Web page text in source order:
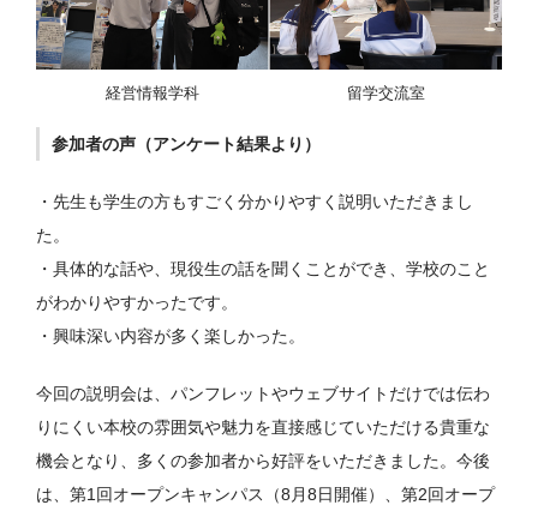
経営情報学科 留学交流室
参加者の声（アンケート結果より）
・先生も学生の方もすごく分かりやすく説明いただきまし
た。
・具体的な話や、現役生の話を聞くことができ、学校のこと
がわかりやすかったです。
・興味深い内容が多く楽しかった。
今回の説明会は、パンフレットやウェブサイトだけでは伝わ
りにくい本校の雰囲気や魅力を直接感じていただける貴重な
機会となり、多くの参加者から好評をいただきました。今後
は、第1回オープンキャンパス（8月8日開催）、第2回オープ